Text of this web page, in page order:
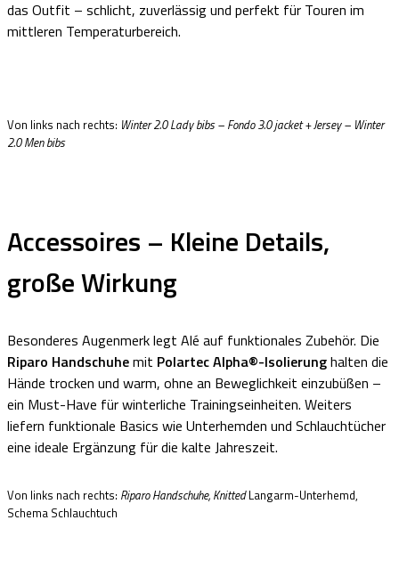
das Outfit – schlicht, zuverlässig und perfekt für Touren im
mittleren Temperaturbereich.
Von links nach rechts: Winter 2.0 Lady bibs – Fondo 3.0 jacket + Jersey – Winter
2.0 Men bibs
Accessoires – Kleine Details,
große Wirkung
Besonderes Augenmerk legt Alé auf funktionales Zubehör. Die
Riparo Handschuhemit Polartec Alpha®-Isolierunghalten die
Hände trocken und warm, ohne an Beweglichkeit einzubüßen –
ein Must-Have für winterliche Trainingseinheiten. Weiters
liefern funktionale Basics wie Unterhemden und Schlauchtücher
eine ideale Ergänzung für die kalte Jahreszeit.
Von links nach rechts: Riparo Handschuhe, KnittedLangarm-Unterhemd,
Schema Schlauchtuch